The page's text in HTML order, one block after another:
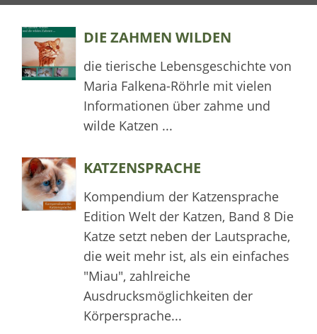
DIE ZAHMEN WILDEN
die tierische Lebensgeschichte von
Maria Falkena-Röhrle mit vielen
Informationen über zahme und
wilde Katzen ...
KATZENSPRACHE
Kompendium der Katzensprache
Edition Welt der Katzen, Band 8 Die
Katze setzt neben der Lautsprache,
die weit mehr ist, als ein einfaches
"Miau", zahlreiche
Ausdrucksmöglichkeiten der
Körpersprache...